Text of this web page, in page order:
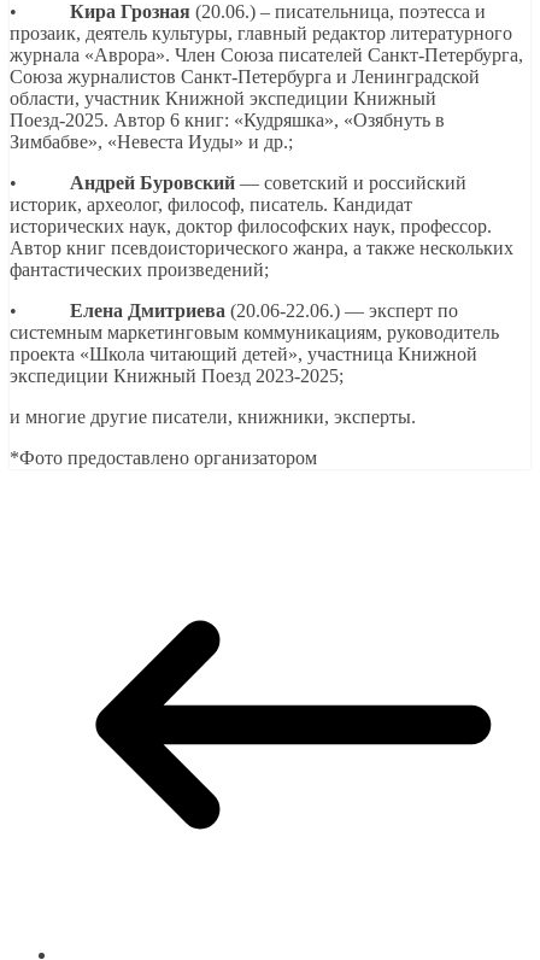
• Кира Грозная (20.06.) – писательница, поэтесса и
прозаик, деятель культуры, главный редактор литературного
журнала «Аврора». Член Союза писателей Санкт-Петербурга,
Союза журналистов Санкт-Петербурга и Ленинградской
области, участник Книжной экспедиции Книжный
Поезд-2025. Автор 6 книг: «Кудряшка», «Озябнуть в
Зимбабве», «Невеста Иуды» и др.;
• Андрей Буровский — советский и российский
историк, археолог, философ, писатель. Кандидат
исторических наук, доктор философских наук, профессор.
Автор книг псевдоисторического жанра, а также нескольких
фантастических произведений;
• Елена Дмитриева (20.06-22.06.) — эксперт по
системным маркетинговым коммуникациям, руководитель
проекта «Школа читающий детей», участница Книжной
экспедиции Книжный Поезд 2023-2025;
и многие другие писатели, книжники, эксперты.
*Фото предоставлено организатором